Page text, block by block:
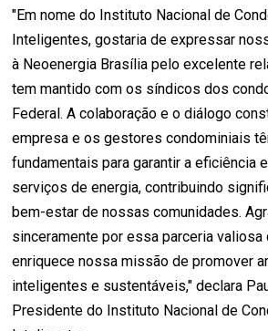
"Em nome do Instituto Nacional de
Inteligentes, gostaria de expressar
à Neoenergia Brasília pelo excelente
tem mantido com os síndicos dos
Federal. A colaboração e o diálogo
empresa e os gestores condominiais
fundamentais para garantir a eficiência
serviços de energia, contribuindo
bem-estar de nossas comunidades.
sinceramente por essa parceria valiosa
enriquece nossa missão de promover
inteligentes e sustentáveis," declara
Presidente do Instituto Nacional de